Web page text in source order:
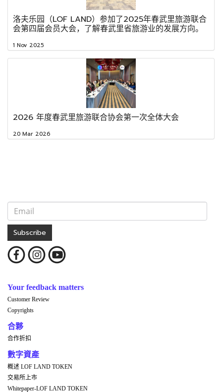
洛夫乐园（LOF LAND）参加了2025年春武里旅游联合
会第四届会员大会，了解春武里省旅游业的发展方向。
1 Nov 2025
2026 年度春武里旅游联合协会第一次全体大会
20 Mar 2026
Subscribe
Your feedback matters
Customer Review
Copyrights
合夥
合作折扣
數字資產
概述 LOF LAND TOKEN
交易所上市
Whitepaper-LOF LAND TOKEN